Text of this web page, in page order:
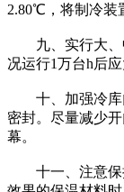
2.80℃，将制冷装
九、实行大、
况运行1万台h后应
十、加强冷库
密封。尽量减少
幕。
十一、注意保